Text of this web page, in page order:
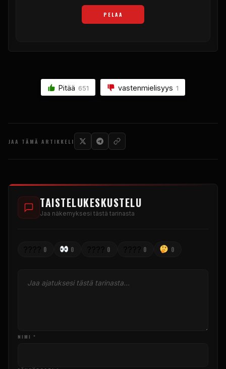
PELAA
Pitää 651 vastenmielisyys 1
JAA TÄMÄ ARTIKKELI
TAISTELUKESKUSTELU
Jaa näkemyksesi tästä tarinasta
0 0 0 0 0
NIMI *